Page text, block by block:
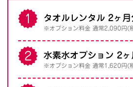
タオルレンタル 2ヶ
※オプション料金 通常2,090円(
水素水オプション 2
※オプション料金 通常1,620円(